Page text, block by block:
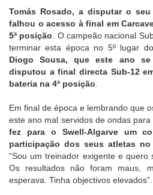
Tomás Rosado, a disputar o
falhou o acesso à final em
5ª posição . O campeão nacional
terminar esta época no 5º lugar do
Diogo Sousa, que este ano se
disputou a final directa Sub-12
bateria na 4ª posição
Em final de época e lembrando que
este ano mal servidos de ondas para
fez para o Swell-Algarve um
participação dos seus atletas no
“Sou um treinador exigente e quero
Os resultados não foram maus,
esperava. Tinha objectivos elevados”.